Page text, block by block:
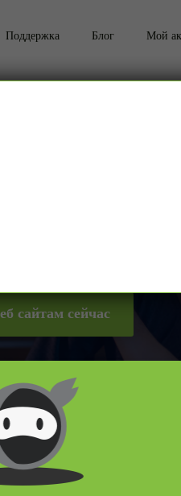
Поддержка Блог Мой
вы можете
сайтам сейчас
сайтов